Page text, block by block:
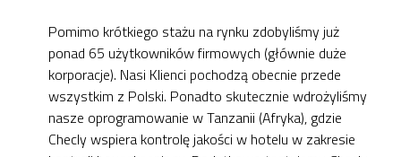
Pomimo krótkiego stażu na rynku zdobyliśmy już
ponad 65 użytkowników firmowych (głównie duże
korporacje). Nasi Klienci pochodzą obecnie przede
wszystkim z Polski. Ponadto skutecznie wdrożyliśmy
nasze oprogramowanie w Tanzanii (Afryka), gdzie
Checly wspiera kontrolę jakości w hotelu w zakresie